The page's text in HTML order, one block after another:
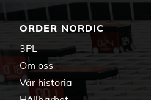
ORDER NORDIC
3PL
Om oss
Vår historia